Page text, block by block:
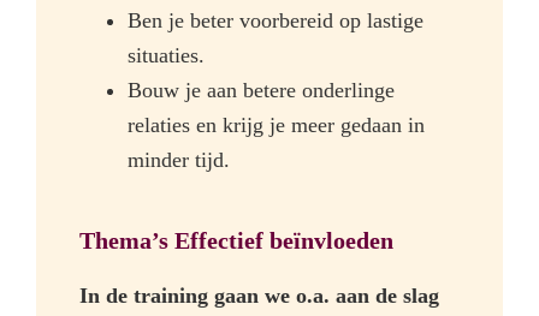
Ben je beter voorbereid op lastige
situaties.
Bouw je aan betere onderlinge
relaties en krijg je meer gedaan in
minder tijd.
Thema’s Effectief beïnvloeden
In de training gaan we o.a. aan de slag